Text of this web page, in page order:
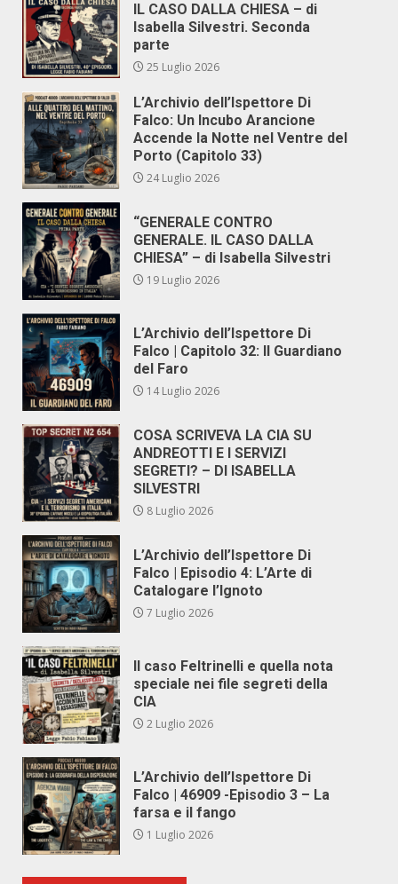
IL CASO DALLA CHIESA – di
Isabella Silvestri. Seconda
parte
25 Luglio 2026
L’Archivio dell’Ispettore Di
Falco: Un Incubo Arancione
Accende la Notte nel Ventre del
Porto (Capitolo 33)
24 Luglio 2026
“GENERALE CONTRO
GENERALE. IL CASO DALLA
CHIESA” – di Isabella Silvestri
19 Luglio 2026
L’Archivio dell’Ispettore Di
Falco | Capitolo 32: Il Guardiano
del Faro
14 Luglio 2026
COSA SCRIVEVA LA CIA SU
ANDREOTTI E I SERVIZI
SEGRETI? – DI ISABELLA
SILVESTRI
8 Luglio 2026
L’Archivio dell’Ispettore Di
Falco | Episodio 4: L’Arte di
Catalogare l’Ignoto
7 Luglio 2026
Il caso Feltrinelli e quella nota
speciale nei file segreti della
CIA
2 Luglio 2026
L’Archivio dell’Ispettore Di
Falco | 46909 -Episodio 3 – La
farsa e il fango
1 Luglio 2026